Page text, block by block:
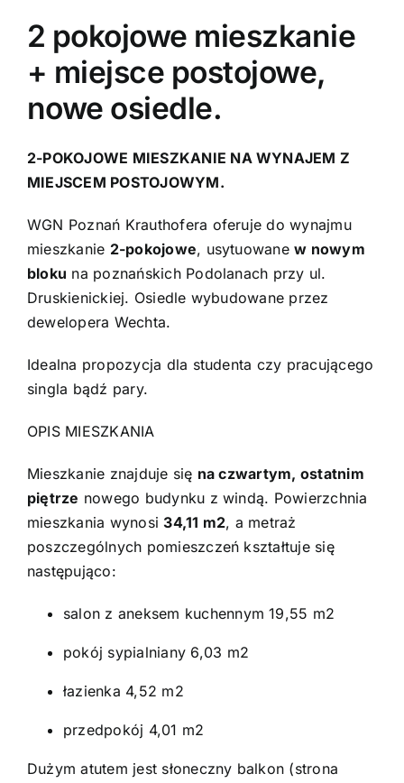
Kontakt
2 pokojowe mieszkanie
+ miejsce postojowe,
nowe osiedle.
2-POKOJOWE MIESZKANIE NA WYNAJEM Z
MIEJSCEM POSTOJOWYM.
WGN Poznań Krauthofera oferuje do wynajmu
mieszkanie 2-pokojowe, usytuowanew nowym
bloku na poznańskich Podolanach przy ul.
Druskienickiej. Osiedle wybudowane przez
dewelopera Wechta.
Idealna propozycja dla studenta czy pracującego
singla bądź pary.
OPIS MIESZKANIA
Mieszkanie znajduje się na czwartym, ostatnim
piętrze nowego budynku z windą. Powierzchnia
mieszkania wynosi34,11 m2, a metraż
poszczególnych pomieszczeń kształtuje się
następująco:
salon z aneksem kuchennym 19,55 m2
pokój sypialniany 6,03 m2
łazienka 4,52 m2
przedpokój 4,01 m2
Dużym atutem jest słoneczny balkon (strona